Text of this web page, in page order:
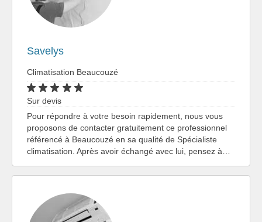
Savelys
Climatisation Beaucouzé
Sur devis
Pour répondre à votre besoin rapidement, nous vous
proposons de contacter gratuitement ce professionnel
référencé à Beaucouzé en sa qualité de Spécialiste
climatisation. Après avoir échangé avec lui, pensez à…